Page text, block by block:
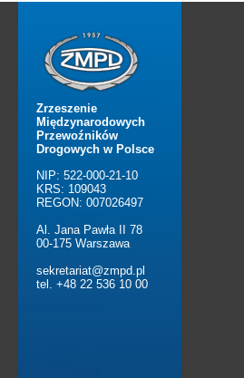
Zrzeszenie
Międzynarodowych
Przewoźników
Drogowych w Polsce
NIP: 522-000-21-10
KRS: 109043
REGON: 007026497
Al. Jana Pawła II 78
00-175 Warszawa
sekretariat@zmpd.pl
tel. +48 22 536 10 00